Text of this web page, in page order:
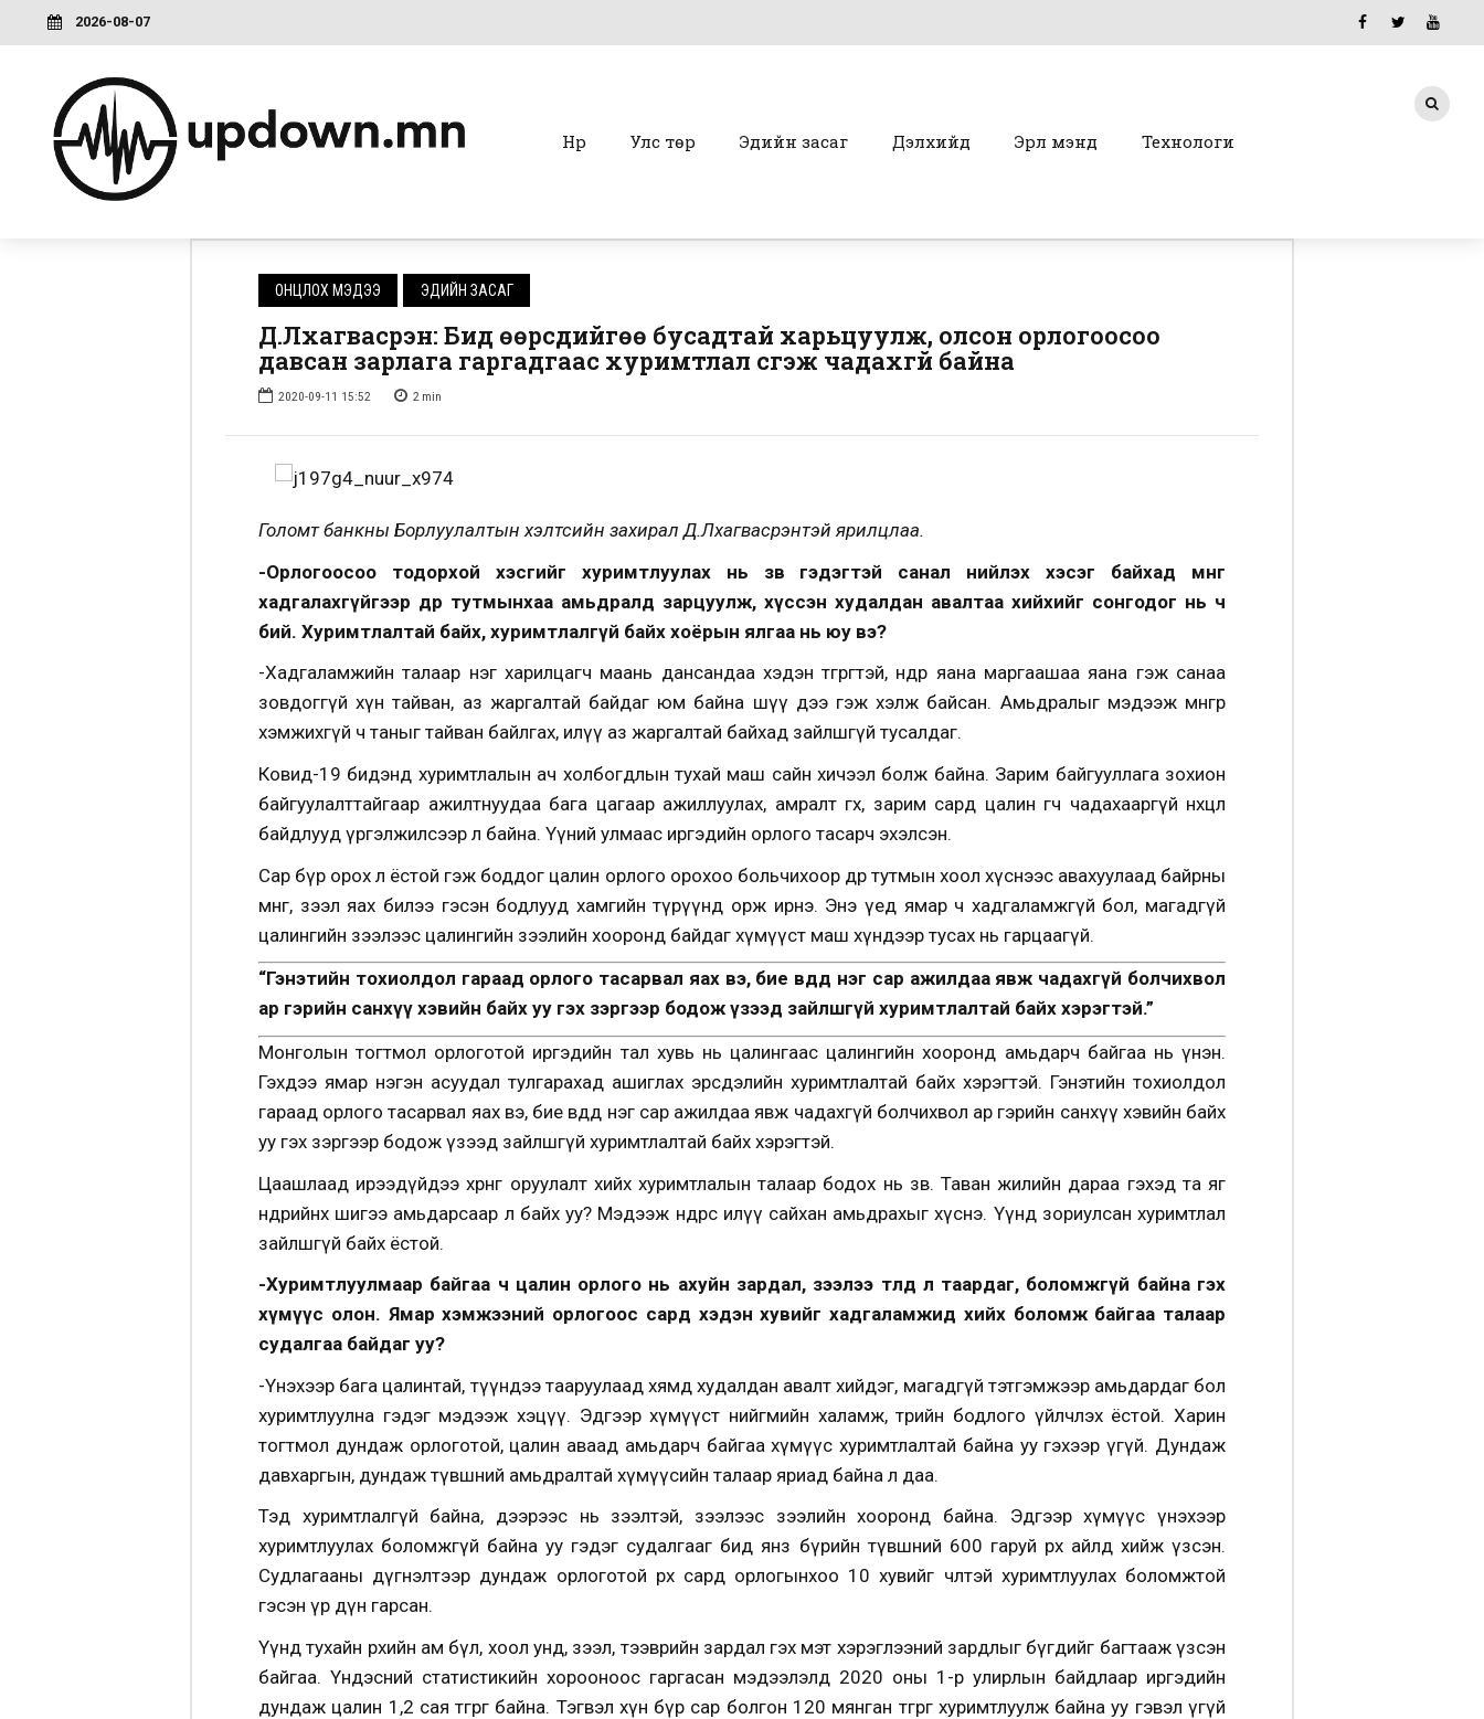
2026-08-07
Нүүр Улс төр Эдийн засаг Дэлхийд Эрүүл мэнд Технологи
ОНЦЛОХ МЭДЭЭ ЭДИЙН ЗАСАГ
Д.Лхагвасүрэн: Бид өөрсдийгөө бусадтай харьцуулж, олсон орлогоосоо
давсан зарлага гаргадгаас хуримтлал үүсгэж чадахгүй байна
2020-09-11 15:52 2 min
Голомт банкны Борлуулалтын хэлтсийн захирал Д.Лхагвасүрэнтэй ярилцлаа.
-Орлогоосоо тодорхой хэсгийг хуримтлуулах нь зөв гэдэгтэй санал нийлэх хэсэг байхад мөнгөө
хадгалахгүйгээр өдөр тутмынхаа амьдралд зарцуулж, хүссэн худалдан авалтаа хийхийг сонгодог нь ч
бий. Хуримтлалтай байх, хуримтлалгүй байх хоёрын ялгаа нь юу вэ?
-Хадгаламжийн талаар нэг харилцагч маань дансандаа хэдэн төгрөгтэй, өнөөдөр яана маргаашаа яана гэж санаа
зовдоггүй хүн тайван, аз жаргалтай байдаг юм байна шүү дээ гэж хэлж байсан. Амьдралыг мэдээж мөнгөөр
хэмжихгүй ч таныг тайван байлгах, илүү аз жаргалтай байхад зайлшгүй тусалдаг.
Ковид-19 бидэнд хуримтлалын ач холбогдлын тухай маш сайн хичээл болж байна. Зарим байгууллага зохион
байгуулалттайгаар ажилтнуудаа бага цагаар ажиллуулах, амралт өгөх, зарим сард цалин өгч чадахааргүй нөхцөл
байдлууд үргэлжилсээр л байна. Үүний улмаас иргэдийн орлого тасарч эхэлсэн.
Сар бүр орох л ёстой гэж боддог цалин орлого орохоо больчихоор өдөр тутмын хоол хүснээс авахуулаад байрны
мөнгө, зээл яах билээ гэсэн бодлууд хамгийн түрүүнд орж ирнэ. Энэ үед ямар ч хадгаламжгүй бол, магадгүй
цалингийн зээлээс цалингийн зээлийн хооронд байдаг хүмүүст маш хүндээр тусах нь гарцаагүй.
“Гэнэтийн тохиолдол гараад орлого тасарвал яах вэ, бие өвдөөд нэг сар ажилдаа явж чадахгүй болчихвол
ар гэрийн санхүү хэвийн байх уу гэх зэргээр бодож үзээд зайлшгүй хуримтлалтай байх хэрэгтэй.”
Монголын тогтмол орлоготой иргэдийн тал хувь нь цалингаас цалингийн хооронд амьдарч байгаа нь үнэн.
Гэхдээ ямар нэгэн асуудал тулгарахад ашиглах эрсдэлийн хуримтлалтай байх хэрэгтэй. Гэнэтийн тохиолдол
гараад орлого тасарвал яах вэ, бие өвдөөд нэг сар ажилдаа явж чадахгүй болчихвол ар гэрийн санхүү хэвийн байх
уу гэх зэргээр бодож үзээд зайлшгүй хуримтлалтай байх хэрэгтэй.
Цаашлаад ирээдүйдээ хөрөнгө оруулалт хийх хуримтлалын талаар бодох нь зөв. Таван жилийн дараа гэхэд та яг
өнөөдрийнх шигээ амьдарсаар л байх уу? Мэдээж өнөөдрөөсөө илүү сайхан амьдрахыг хүснэ. Үүнд зориулсан хуримтлал
зайлшгүй байх ёстой.
-Хуримтлуулмаар байгаа ч цалин орлого нь ахуйн зардал, зээлээ төлөөд л таардаг, боломжгүй байна гэх
хүмүүс олон. Ямар хэмжээний орлогоос сард хэдэн хувийг хадгаламжид хийх боломж байгаа талаар
судалгаа байдаг уу?
-Үнэхээр бага цалинтай, түүндээ тааруулаад хямд худалдан авалт хийдэг, магадгүй тэтгэмжээр амьдардаг бол
хуримтлуулна гэдэг мэдээж хэцүү. Эдгээр хүмүүст нийгмийн халамж, төрийн бодлого үйлчлэх ёстой. Харин
тогтмол дундаж орлоготой, цалин аваад амьдарч байгаа хүмүүс хуримтлалтай байна уу гэхээр үгүй. Дундаж
давхаргын, дундаж түвшний амьдралтай хүмүүсийн талаар яриад байна л даа.
Тэд хуримтлалгүй байна, дээрээс нь зээлтэй, зээлээс зээлийн хооронд байна. Эдгээр хүмүүс үнэхээр
хуримтлуулах боломжгүй байна уу гэдэг судалгааг бид янз бүрийн түвшний 600 гаруй өрх айлд хийж үзсэн.
Судлагааны дүгнэлтээр дундаж орлоготой өрх сард орлогынхоо 10 хувийг чөлөөтэй хуримтлуулах боломжтой
гэсэн үр дүн гарсан.
Үүнд тухайн өрхийн ам бүл, хоол унд, зээл, тээврийн зардал гэх мэт хэрэглээний зардлыг бүгдийг багтааж үзсэн
байгаа. Үндэсний статистикийн хорооноос гаргасан мэдээлэлд 2020 оны 1-р улирлын байдлаар иргэдийн
дундаж цалин 1,2 сая төгрөг байна. Тэгвэл хүн бүр сар болгон 120 мянган төгрөг хуримтлуулж байна уу гэвэл үгүй